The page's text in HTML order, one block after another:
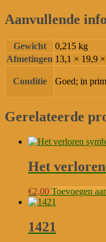
Aanvullende
Gewicht
0,215 kg
Afmetingen 13,1 × 19,9
Conditie Goed; in
Gerelateerde
Het
€2,00 Toevoegen
1421